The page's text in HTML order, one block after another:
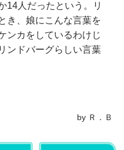
14人だったという。リ
き、娘にこんな言葉を
ンカをしているわけじ
ンドバーグらしい言葉
by Ｒ．Ｂ